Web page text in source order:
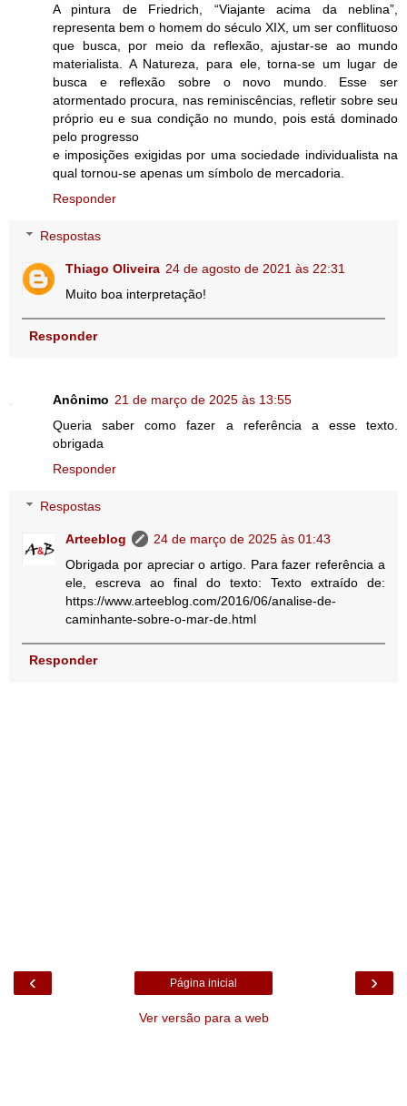
A pintura de Friedrich, “Viajante acima da neblina”,
representa bem o homem do século XIX, um ser conflituoso
que busca, por meio da reflexão, ajustar-se ao mundo
materialista. A Natureza, para ele, torna-se um lugar de
busca e reflexão sobre o novo mundo. Esse ser
atormentado procura, nas reminiscências, refletir sobre seu
próprio eu e sua condição no mundo, pois está dominado
pelo progresso
e imposições exigidas por uma sociedade individualista na
qual tornou-se apenas um símbolo de mercadoria.
Responder
Respostas
Thiago Oliveira 24 de agosto de 2021 às 22:31
Muito boa interpretação!
Responder
Anônimo 21 de março de 2025 às 13:55
Queria saber como fazer a referência a esse texto.
obrigada
Responder
Respostas
Arteeblog
24 de março de 2025 às 01:43
Obrigada por apreciar o artigo. Para fazer referência a
ele, escreva ao final do texto: Texto extraído de:
https://www.arteeblog.com/2016/06/analise-de-
caminhante-sobre-o-mar-de.html
Responder
‹ ›
Página inicial
Ver versão para a web